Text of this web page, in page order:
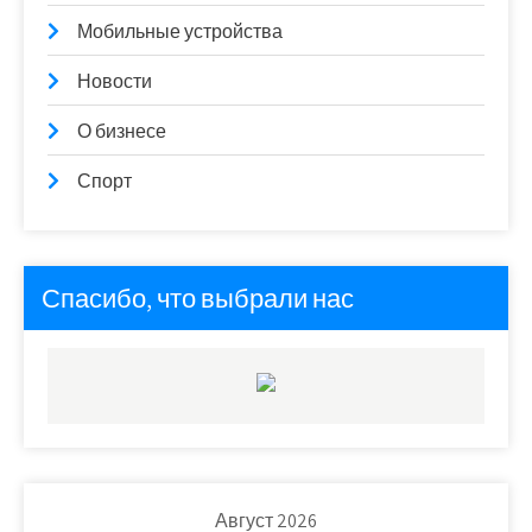
Мобильные устройства
Новости
О бизнесе
Спорт
Спасибо, что выбрали нас
Август 2026